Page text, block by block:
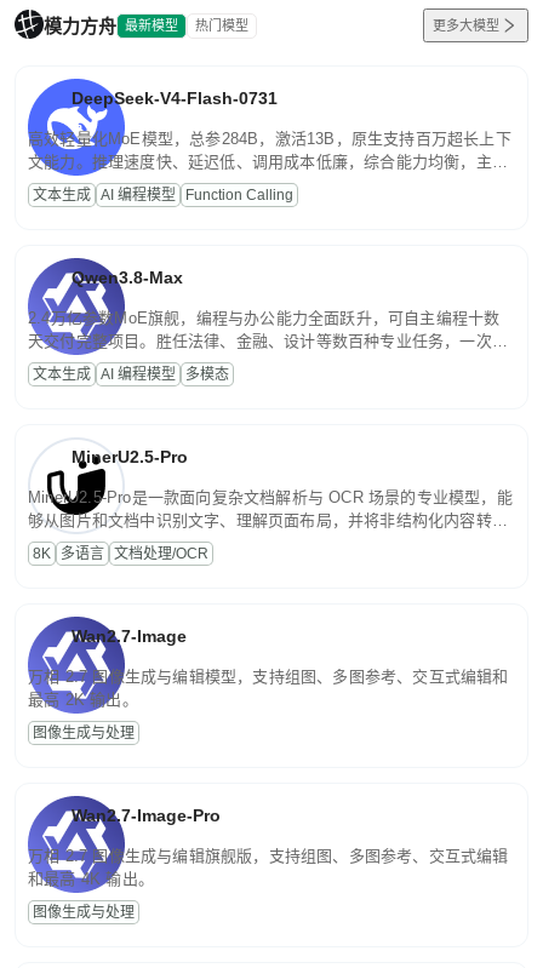
模力方舟 最新模型 热门模型 更多大模型
DeepSeek-V4-Flash-0731
高效轻量化MoE模型，总参284B，激活13B，原生支持百万超长上下
文能力。推理速度快、延迟低、调用成本低廉，综合能力均衡，主打
高并发、轻量化任务，适合日常对话、内容创作、基础 RAG、批量
文案处理等普惠刚需场景。
文本生成 AI 编程模型 Function Calling
Qwen3.8-Max
2.4万亿参数MoE旗舰，编程与办公能力全面跃升，可自主编程十数
天交付完整项目。胜任法律、金融、设计等数百种专业任务，一次对
话端到端交付生产级成果。原生视觉理解贯穿规划、执行与验证全流
程，支持超长文档与长视频的深度语义解析。长程任务中自主规划与
文本生成 AI 编程模型 多模态
MinerU2.5-Pro
MinerU2.5-Pro是一款面向复杂文档解析与 OCR 场景的专业模型，能
够从图片和文档中识别文字、理解页面布局，并将非结构化内容转换
为便于存储、检索和二次处理的结构化结果。
8K 多语言 文档处理/OCR
Wan2.7-Image
万相 2.7 图像生成与编辑模型，支持组图、多图参考、交互式编辑和
最高 2K 输出。
图像生成与处理
Wan2.7-Image-Pro
万相 2.7 图像生成与编辑旗舰版，支持组图、多图参考、交互式编辑
和最高 4K 输出。
图像生成与处理